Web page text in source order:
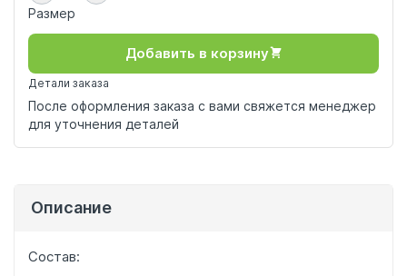
Размер
Добавить в корзину
Детали заказа
После оформления заказа с вами свяжется менеджер
для уточнения деталей
Описание
Состав: